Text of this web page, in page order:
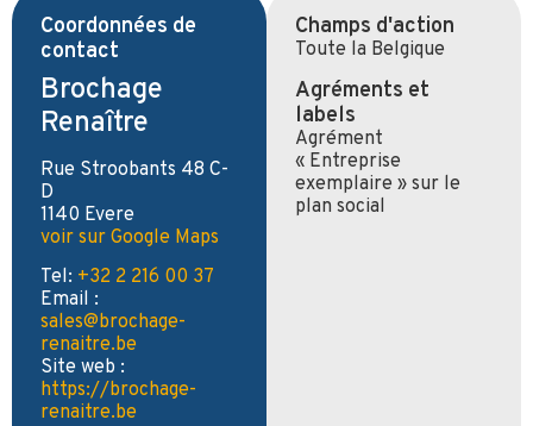
Coordonnées de
contact
Brochage
Renaître
Rue Stroobants 48 C-
D
1140 Evere
voir sur Google Maps
Tel: +32 2 216 00 37
Email :
sales@brochage-
renaitre.be
Site web :
https://brochage-
renaitre.be
Champs d'action
Toute la Belgique
Agréments et
labels
Agrément
« Entreprise
exemplaire » sur le
plan social